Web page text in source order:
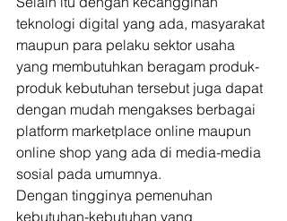
teknologi digital yang ada, masyarakat
maupun para pelaku sektor usaha
yang membutuhkan beragam produk-
produk kebutuhan tersebut juga dapat
dengan mudah mengakses berbagai
platform marketplace online maupun
online shop yang ada di media-media
sosial pada umumnya.
Dengan tingginya pemenuhan
kebutuhan-kebutuhan yang